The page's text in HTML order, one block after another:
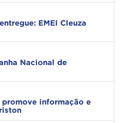
EMEI Cleuza
Nacional de
informação e